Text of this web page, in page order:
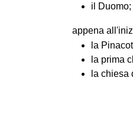
il Duomo;
appena
la
la prima
la chiesa